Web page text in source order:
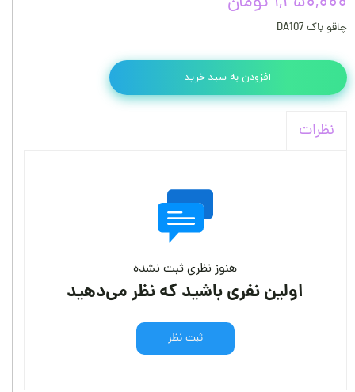
چاقو باک DA107
افزودن به سبد خرید
نظرات
هنوز نظری ثبت نشده
اولین نفری باشید که نظر می‌دهید
ثبت نظر